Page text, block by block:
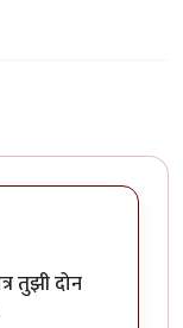
तुझी दोन